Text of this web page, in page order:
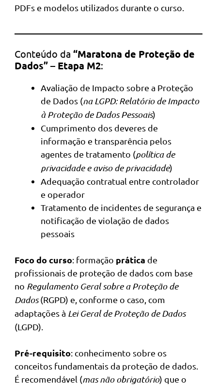
PDFs e modelos utilizados durante o curso.
Conteúdo da “Maratona de Proteção de
Dados” – Etapa M2:
Avaliação de Impacto sobre a Proteção
de Dados (na LGPD: Relatório de Impacto
à Proteção de Dados Pessoais)
Cumprimento dos deveres de
informação e transparência pelos
agentes de tratamento (política de
privacidade e aviso de privacidade)
Adequação contratual entre controlador
e operador
Tratamento de incidentes de segurança e
notificação de violação de dados
pessoais
Foco do curso: formação prática de
profissionais de proteção de dados com base
no Regulamento Geral sobre a Proteção de
Dados(RGPD) e, conforme o caso, com
adaptações à Lei Geral de Proteção de Dados
(LGPD).
Pré-requisito: conhecimento sobre os
conceitos fundamentais da proteção de dados.
É recomendável (mas não obrigatório) que o